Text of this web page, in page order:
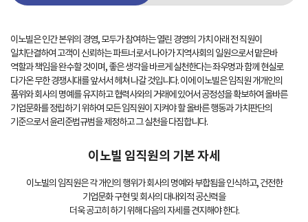
Hom
이노빌은 인간 본위의 경영, 모두가 참여하는 열린 경영의 가치 아래 전 직원이
일치단결하여 고객이 신뢰하는 파트너로서 나아가 지역사회의 일원으로서 맡은바
역할과 책임을 완수할 것이며, 좋은 생각을 바르게 실천한다는 좌우명과 함께 현실로
다가온 무한 경쟁시대를 앞서서 헤쳐 나갈 것입니다. 이에 이노빌은 임직원 개개인의
품위와 회사의 명예를 유지하고 협력사와의 거래에 있어서 공정성을 확보하여 올바른
기업문화를 정립하기 위하여 모든 임직원이 지켜야 할 올바른 행동과 가치판단의
기준으로서 윤리준법규범을 제정하고 그 실천을 다짐합니다.
이노빌 임직원의 기본 자세
이노빌의 임직원은 각 개인의 행위가 회사의 명예와 부합됨을 인식하고, 건전한
기업문화 구현 및 회사의 대내외적 공신력을
더욱 공고히 하기 위해 다음의 자세를 견지해야 한다.